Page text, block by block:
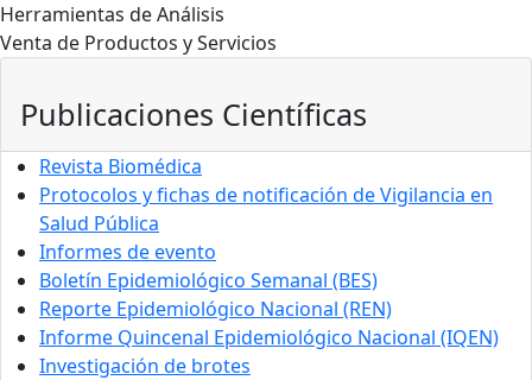
Herramientas de Análisis
Venta de Productos y Servicios
Publicaciones Científicas
Revista Biomédica
Protocolos y fichas de notificación de Vigilancia en
Salud Pública
Informes de evento
Boletín Epidemiológico Semanal (BES)
Reporte Epidemiológico Nacional (REN)
Informe Quincenal Epidemiológico Nacional (IQEN)
Investigación de brotes